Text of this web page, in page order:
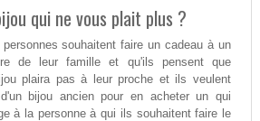
qui ne vous plait plus ?
souhaitent faire un cadeau à un
de leur famille et qu'ils pensent que
plaira pas à leur proche et ils veulent
bijou ancien pour en acheter un qui
à la personne à qui ils souhaitent faire le